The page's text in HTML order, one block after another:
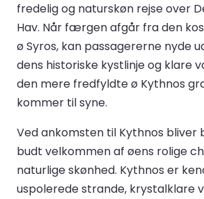
fredelig og naturskøn rejse over
Hav. Når færgen afgår fra den
ø Syros, kan passagererne nyde
dens historiske kystlinje og klare
den mere fredfyldte ø Kythnos
kommer til syne.
Ved ankomsten til Kythnos bliver
budt velkommen af øens rolige
naturlige skønhed. Kythnos er
uspolerede strande, krystalklare